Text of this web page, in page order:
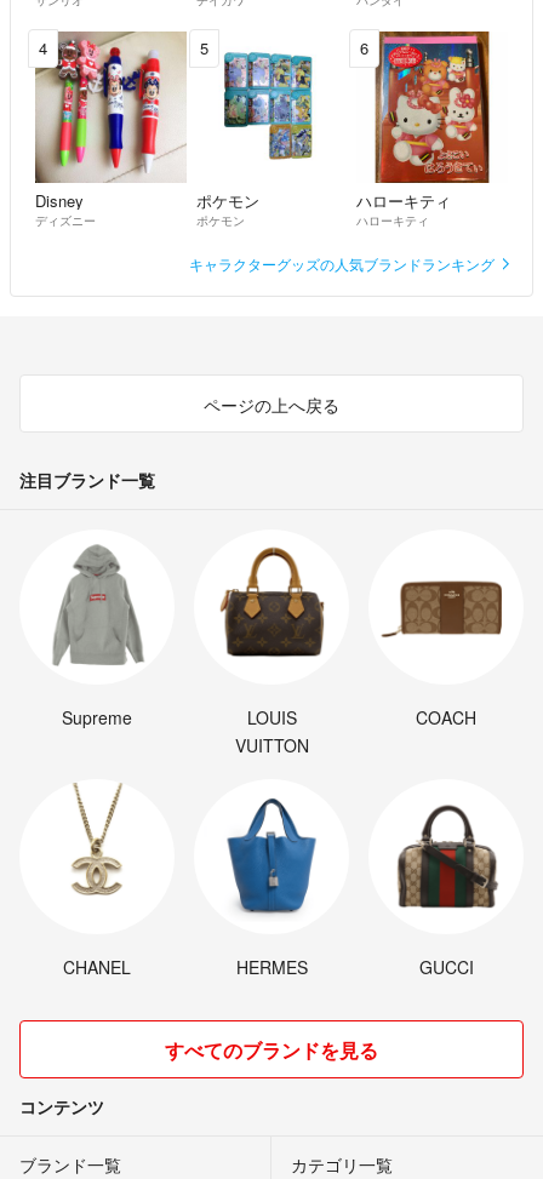
4
Disney
ディズニー
5
ポケモン
ポケモン
6
ハローキティ
ハローキティ
キャラクターグッズの人気ブランドランキング
ページの上へ戻る
注目ブランド一覧
Supreme
LOUIS
VUITTON
COACH
CHANEL HERMES GUCCI
すべてのブランドを見る
コンテンツ
ブランド一覧 カテゴリ一覧